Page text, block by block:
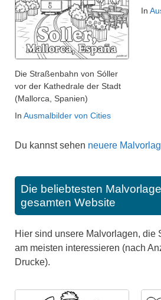
Die Straßenbahn von Sóller
vor der Kathedrale der Stadt
(Mallorca, Spanien)
In Ausmalbilder von Cities
In
Du kannst sehen neuere
Die beliebtesten
gesamten Website
Hier sind unsere Malvorlagen, die
am meisten interessieren (nach
Drucke).